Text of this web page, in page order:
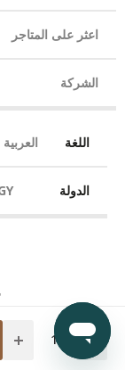
Quantity
اعثر على المتاجر
الشركة
اللغة العربية
الدولة